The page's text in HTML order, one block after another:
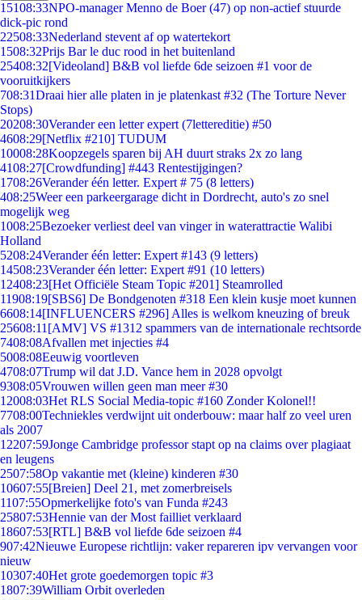
15108:33NPO-manager Menno de Boer (47) op non-actief stuurde
dick-pic rond
22508:33Nederland stevent af op watertekort
1508:32Prijs Bar le duc rood in het buitenland
25408:32[Videoland] B&B vol liefde 6de seizoen #1 voor de
vooruitkijkers
708:31Draai hier alle platen in je platenkast #32 (The Torture Never
Stops)
20208:30Verander een letter expert (7lettereditie) #50
4608:29[Netflix #210] TUDUM
10008:28Koopzegels sparen bij AH duurt straks 2x zo lang
4108:27[Crowdfunding] #443 Rentestijgingen?
1708:26Verander één letter. Expert # 75 (8 letters)
408:25Weer een parkeergarage dicht in Dordrecht, auto's zo snel
mogelijk weg
1008:25Bezoeker verliest deel van vinger in waterattractie Walibi
Holland
5208:24Verander één letter: Expert #143 (9 letters)
14508:23Verander één letter: Expert #91 (10 letters)
12408:23[Het Officiële Steam Topic #201] Steamrolled
11908:19[SBS6] De Bondgenoten #318 Een klein kusje moet kunnen
6608:14[INFLUENCERS #296] Alles is welkom kneuzing of breuk
25608:11 [AMV] VS #1312 spammers van de internationale rechtsorde
7408:08Afvallen met injecties #4
5008:08Eeuwig voortleven
4708:07Trump wil dat J.D. Vance hem in 2028 opvolgt
9308:05Vrouwen willen geen man meer #30
12008:03Het RLS Social Media-topic #160 Zonder Kolonel!!
7708:00Techniekles verdwijnt uit onderbouw: maar half zo veel uren
als 2007
12207:59Jonge Cambridge professor stapt op na claims over plagiaat
en leugens
2507:58Op vakantie met (kleine) kinderen #30
10607:55[Breien] Deel 21, met zomerbreisels
1107:55Opmerkelijke foto's van Funda #243
25807:53Hennie van der Most failliet verklaard
18607:53[RTL] B&B vol liefde 6de seizoen #4
907:42Nieuwe Europese richtlijn: vaker repareren ipv vervangen voor
nieuw
10307:40Het grote goedemorgen topic #3
1807:39William Orbit overleden